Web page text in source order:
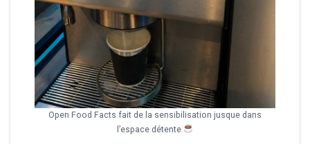
Open Food Facts fait de la sensibilisation jusque dans
l’espace détente